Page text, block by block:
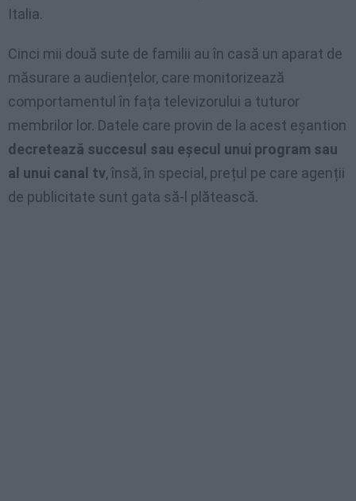
Italia.
Cinci mii două sute de familii au în casă un aparat de
măsurare a audiențelor, care monitorizează
comportamentul în fața televizorului a tuturor
membrilor lor. Datele care provin de la acest eșantion
decretează succesul sau eșecul unui program sau
al unui canal tv, însă, în special, prețul pe care agenții
de publicitate sunt gata să-l plătească.